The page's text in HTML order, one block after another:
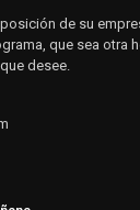
de su
que sea otra
desee.